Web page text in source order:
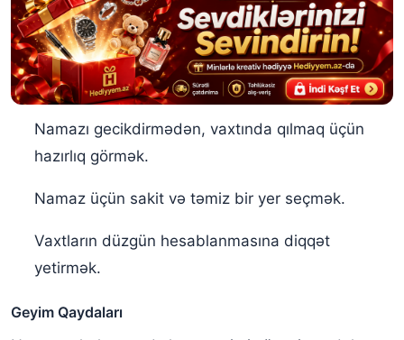
Namazı gecikdirmədən, vaxtında qılmaq üçün
hazırlıq görmək.
Namaz üçün sakit və təmiz bir yer seçmək.
Vaxtların düzgün hesablanmasına diqqət
yetirmək.
Geyim Qaydaları